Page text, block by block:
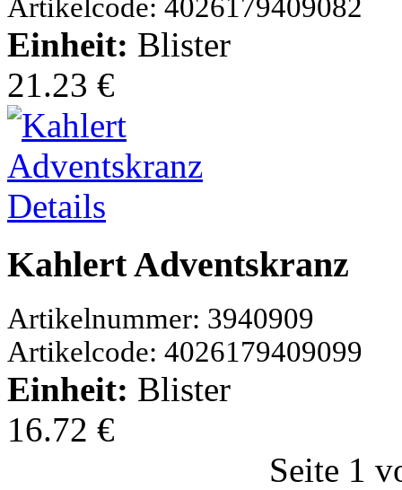
Artikelcode: 4026179409082
Einheit: Blister
21.23 €
Details
Kahlert Adventskranz
Artikelnummer: 3940909
Artikelcode: 4026179409099
Einheit: Blister
16.72 €
Seite 1